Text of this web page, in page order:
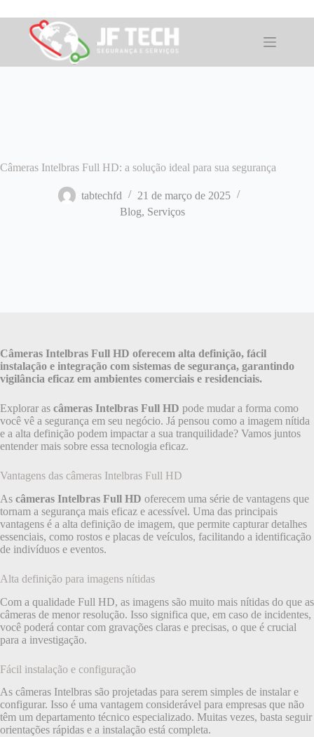
para
conteúdo
Câmeras Intelbras Full HD: a solução ideal para sua segurança
tabtechfd
21 de março de 2025
Blog, Serviços
Câmeras Intelbras Full HD oferecem alta definição, fácil
instalação e integração com sistemas de segurança, garantindo
vigilância eficaz em ambientes comerciais e residenciais.
Explorar as câmeras Intelbras Full HD pode mudar a forma como
você vê a segurança em seu negócio. Já pensou como a imagem nítida
e a alta definição podem impactar a sua tranquilidade? Vamos juntos
entender mais sobre essa tecnologia eficaz.
Vantagens das câmeras Intelbras Full HD
As câmeras Intelbras Full HD oferecem uma série de vantagens que
tornam a segurança mais eficaz e acessível. Uma das principais
vantagens é a alta definição de imagem, que permite capturar detalhes
essenciais, como rostos e placas de veículos, facilitando a identificação
de indivíduos e eventos.
Alta definição para imagens nítidas
Com a qualidade Full HD, as imagens são muito mais nítidas do que as
câmeras de menor resolução. Isso significa que, em caso de incidentes,
você poderá contar com gravações claras e precisas, o que é crucial
para a investigação.
Fácil instalação e configuração
As câmeras Intelbras são projetadas para serem simples de instalar e
configurar. Isso é uma vantagem considerável para empresas que não
têm um departamento técnico especializado. Muitas vezes, basta seguir
orientações rápidas e a instalação está completa.